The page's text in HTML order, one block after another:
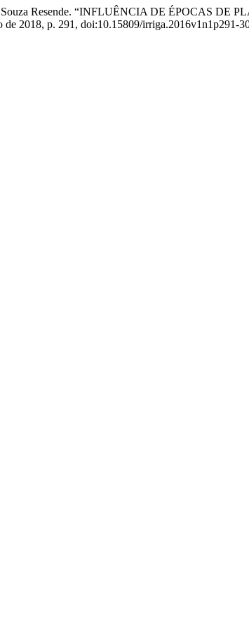
Souza Resende. “INFLUÊNCIA DE ÉPOCAS
de 2018, p. 291, doi:10.15809/irriga.2016v1n1p291-